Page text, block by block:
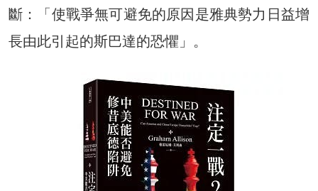
斷：「使戰爭無可避免的原因是雅典勢力日益增
長由此引起的斯巴達的恐懼」。